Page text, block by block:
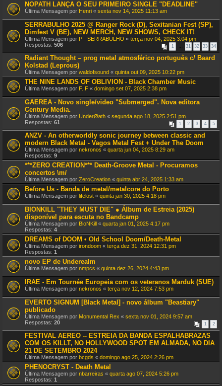
NOPATH LANÇA O SEU PRIMEIRO SINGLE "DEADLINE"
Última Mensagem por Henri « sexta nov 14, 2025 11:13 am
SERRABULHO 2025 @ Ranger Rock (D), Sexitanian Fest (SP),
Dimfest V (BE), NEW MERCH, NEW SHOWS, CHECK IT!
Última Mensagem por P - SERRABULHO « terça nov 04, 2025 3:04 pm
Respostas: 506 1 … 31 32 33 34
Radiant Thought – prog metal atmosférico português c/ Baard
Kolstad (Leprous)
Última Mensagem por waldofsound « quinta out 09, 2025 10:22 pm
THE NINE LANDS OF OBLIVION - Black Chamber Music
Última Mensagem por F..F « domingo set 07, 2025 2:38 pm
GAEREA - Novo single/video "Submerged". Nova editora
Century Media.
Última Mensagem por UnderØath « segunda ago 18, 2025 2:51 pm
Respostas: 61 1 2 3 4 5
ANZV - An otherworldly sonic journey between classic and
modern Black Metal - Vagos Metal Fest + Under The Doom
Última Mensagem por nekronos « quarta jun 04, 2025 8:29 am
Respostas: 9
***ZERO CREATION*** Death-Groove Metal - Procuramos
concertos \m/
Última Mensagem por ZeroCreation « quinta abr 24, 2025 1:33 am
Before Us - Banda de metal/metalcore do Porto
Última Mensagem por lifelost « quinta jan 30, 2025 4:18 pm
BIONKILL "THEY MUST DIE" ● Álbum de Estreia (2025)
disponível para escuta no Bandcamp
Última Mensagem por BioNKill « quarta jan 01, 2025 4:17 pm
Respostas: 4
DREAMS of DOOM • Old School Doom/Death-Metal
Última Mensagem por irondoom « terça dez 31, 2024 12:31 pm
Respostas: 1
novo EP de Underealm
Última Mensagem por nmpcs « quinta dez 26, 2024 4:43 pm
IRAE - Em Tournée Europeia com os veteranos Marduk (SUE)
Última Mensagem por nekronos « terça nov 12, 2024 7:53 pm
EVERTO SIGNUM [Black Metal] - novo álbum "Beastiary"
publicado
Última Mensagem por Monumental Rex « sexta nov 01, 2024 9:57 am
Respostas: 20 1 2
FESTIVAL AEREO -- ESTREIA DA BANDA ESPALHABRAZAS
COM OS KILLT, NO HOLLYWOOD SPOT EM ALMADA, NO DIA
21 DE SETEMBRO 2024
Última Mensagem por bcgds « domingo ago 25, 2024 2:26 pm
PHENOCRYST - Death Metal
Última Mensagem por nbarreiras « quarta ago 07, 2024 5:26 pm
Respostas: 1